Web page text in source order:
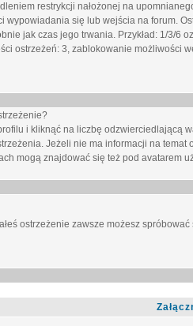
restrykcji nałożonej na
wypowiadania się lub wejścia na forum.
jak czas jego trwania. Przykład: 1/3/6
ostrzeżeń: 3, zablokowanie możliwości
i kliknąć na liczbę odzwierciedlającą
Jeżeli nie ma informacji na temat
mogą znajdować się też pod avatarem
ostrzeżenie zawsze możesz